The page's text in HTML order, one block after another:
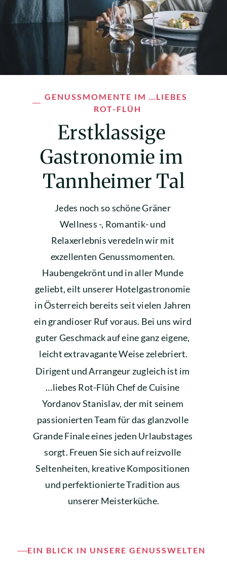
GENUSSMOMENTE IM …LIEBES
ROT-FLÜH
Erstklassige
Gastronomie im
Tannheimer Tal
Jedes noch so schöne Gräner
Wellness -, Romantik- und
Relaxerlebnis veredeln wir mit
exzellenten Genussmomenten.
Haubengekrönt und in aller Munde
geliebt, eilt unserer Hotelgastronomie
in Österreich bereits seit vielen Jahren
ein grandioser Ruf voraus. Bei uns wird
guter Geschmack auf eine ganz eigene,
leicht extravagante Weise zelebriert.
Dirigent und Arrangeur zugleich ist im
…liebes Rot-Flüh Chef de Cuisine
Yordanov Stanislav, der mit seinem
passionierten Team für das glanzvolle
Grande Finale eines jeden Urlaubstages
sorgt. Freuen Sie sich auf reizvolle
Seltenheiten, kreative Kompositionen
und perfektionierte Tradition aus
unserer Meisterküche.
EIN BLICK IN UNSERE GENUSSWELTEN